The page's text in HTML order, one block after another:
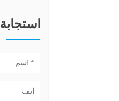
استجابة